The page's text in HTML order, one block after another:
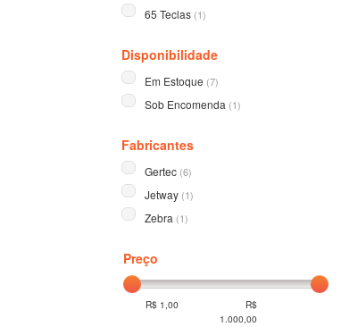
65 Teclas (1)
Disponibilidade
Em Estoque (7)
Sob Encomenda (1)
Fabricantes
Gertec (6)
Jetway (1)
Zebra (1)
Preço
R$ 1,00
R$
1.000,00